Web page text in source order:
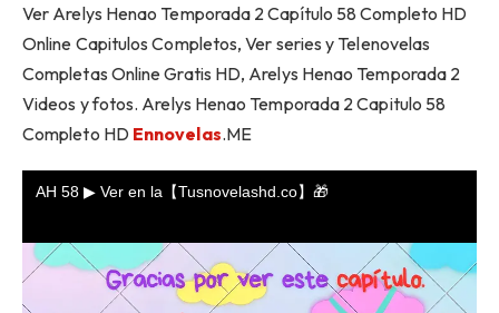
Ver Arelys Henao Temporada 2 Capítulo 58 Completo HD
Online Capitulos Completos, Ver series y Telenovelas
Completas Online Gratis HD, Arelys Henao Temporada 2
Videos y fotos. Arelys Henao Temporada 2 Capitulo 58
Completo HD Ennovelas.ME